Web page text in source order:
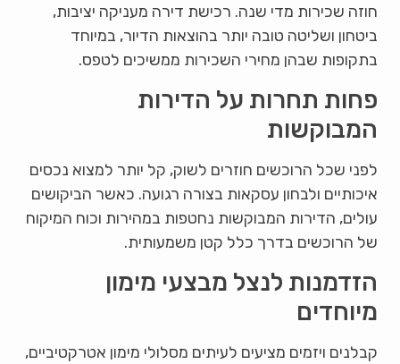
חוזה שכירות מדי שנה. רכישת דירה מעניקה יציבות,
ביטחון ושליטה טובה יותר בהוצאות הדיור, במיוחד
בתקופות שבהן מחירי השכירות ממשיכים לטפס.
פחות תחרות על הדירות
המבוקשות
לפני שכל הרוכשים חוזרים לשוק, קל יותר למצוא נכסים
איכותיים ולבחון עסקאות בצורה רגועה. כאשר הביקושים
עולים, הדירות המבוקשות נחטפות במהירות וכוח המיקוח
של הרוכשים בדרך כלל קטן משמעותית.
הזדמנות לנצל מבצעי מימון
מיוחדים
קבלנים ויזמים מציעים לעיתים מסלולי מימון אטרקטיביים,